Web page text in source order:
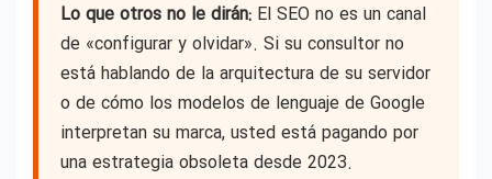
Lo que otros no le dirán: El SEO no es un canal
de «configurar y olvidar». Si su consultor no
está hablando de la arquitectura de su servidor
o de cómo los modelos de lenguaje de Google
interpretan su marca, usted está pagando por
una estrategia obsoleta desde 2023.